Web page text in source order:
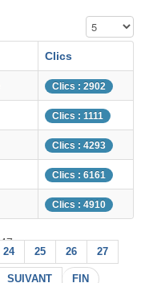
Affichage #
Clics
Clics : 2902
Clics : 1111
Clics : 4293
Clics : 6161
Clics : 4910
24 25 26 27
SUIVANT FIN